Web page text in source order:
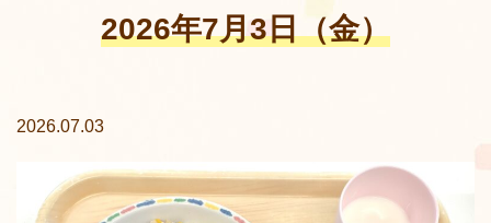
2026年7月3日（金）
2026.07.03